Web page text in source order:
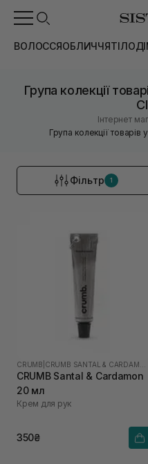
ВОЛОССЯОБЛИЧЧЯТІЛО
Група колекції
Інтернет
Група колекції товарів
Фільтр 1
CRUMB
CRUMB Santal & Cardamon
20 мл
Крем для рук
350₴